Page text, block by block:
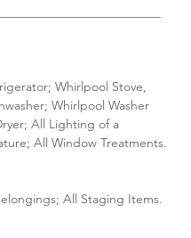
Whirlpool Stove,
Whirlpool Washer
All Lighting of a
All Window Treatments.
All Staging Items.